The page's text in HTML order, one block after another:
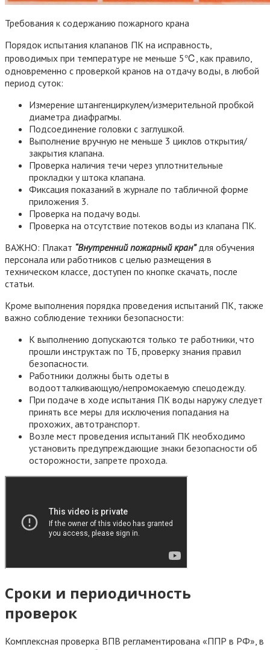
Требования к содержанию пожарного крана
Порядок испытания клапанов ПК на исправность,
проводимых при температуре не меньше 5℃, как правило,
одновременно с проверкой кранов на отдачу воды, в любой
период суток:
Измерение штангенциркулем/измерительной пробкой
диаметра диафрагмы.
Подсоединение головки с заглушкой.
Выполнение вручную не меньше 3 циклов открытия/
закрытия клапана.
Проверка наличия течи через уплотнительные
прокладки у штока клапана.
Фиксация показаний в журнале по табличной форме
приложения 3.
Проверка на подачу воды.
Проверка на отсутствие потеков воды из клапана ПК.
ВАЖНО: Плакат “Внутренний пожарный кран”для обучения
персонала или работников с целью размещения в
техническом классе, доступен по кнопке скачать, после
статьи.
Кроме выполнения порядка проведения испытаний ПК, также
важно соблюдение техники безопасности:
К выполнению допускаются только те работники, что
прошли инструктаж по ТБ, проверку знания правил
безопасности.
Работники должны быть одеты в
водоотталкивающую/непромокаемую спецодежду.
При подаче в ходе испытания ПК воды наружу следует
принять все меры для исключения попадания на
прохожих, автотранспорт.
Возле мест проведения испытаний ПК необходимо
установить предупреждающие знаки безопасности об
осторожности, запрете прохода.
Сроки и периодичность
проверок
Комплексная проверка ВПВ регламентирована «ППР в РФ», в